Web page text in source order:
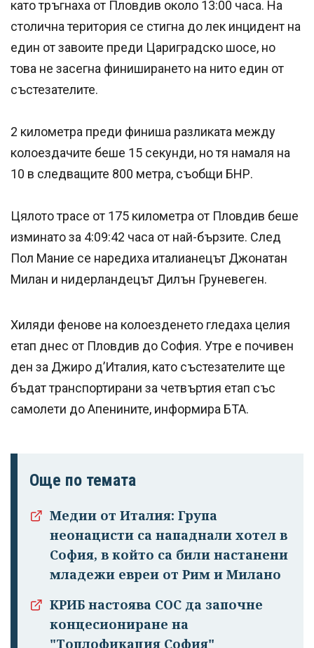
като тръгнаха от Пловдив около 13:00 часа. На
столична територия се стигна до лек инцидент на
един от завоите преди Цариградско шосе, но
това не засегна финиширането на нито един от
състезателите.
2 километра преди финиша разликата между
колоездачите беше 15 секунди, но тя намаля на
10 в следващите 800 метра, съобщи БНР.
Цялото трасе от 175 километра от Пловдив беше
изминато за 4:09:42 часа от най-бързите. След
Пол Мание се наредиха италианецът Джонатан
Милан и нидерландецът Дилън Груневеген.
Хиляди фенове на колоезденето гледаха целия
етап днес от Пловдив до София. Утре е почивен
ден за Джиро д’Италия, като състезателите ще
бъдат транспортирани за четвъртия етап със
самолети до Апенините, информира БТА.
Още по темата
Медии от Италия: Група
неонацисти са нападнали хотел в
София, в който са били настанени
младежи евреи от Рим и Милано
КРИБ настоява СОС да започне
концесиониране на
"Топлофикация София"